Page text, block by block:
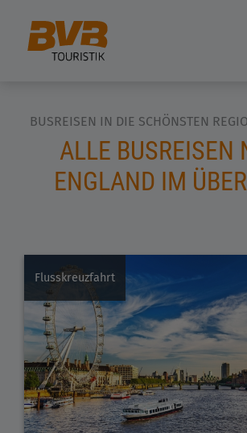
BUSREISEN IN DIE SCHÖNSTEN
ALLE BUSREISEN
ENGLAND IM
Flusskreuzfahrt